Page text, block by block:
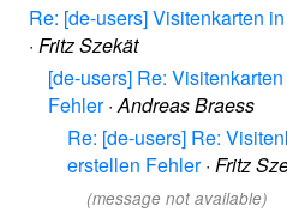
Re: [de-users] Visitenkarten
· Fritz Szekät
[de-users] Re:
Fehler·Andreas Braess
Re: [de-users] Re:
erstellen Fehler· Fritz
(message not available)